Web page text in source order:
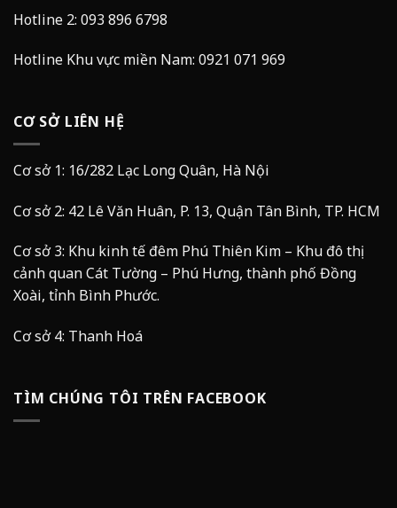
Hotline 2: 093 896 6798
Hotline Khu vực miền Nam: 0921 071 969
CƠ SỞ LIÊN HỆ
Cơ sở 1: 16/282 Lạc Long Quân, Hà Nội
Cơ sở 2: 42 Lê Văn Huân, P. 13, Quận Tân Bình, TP. HCM
Cơ sở 3: Khu kinh tế đêm Phú Thiên Kim – Khu đô thị
cảnh quan Cát Tường – Phú Hưng, thành phố Đồng
Xoài, tỉnh Bình Phước.
Cơ sở 4: Thanh Hoá
TÌM CHÚNG TÔI TRÊN FACEBOOK